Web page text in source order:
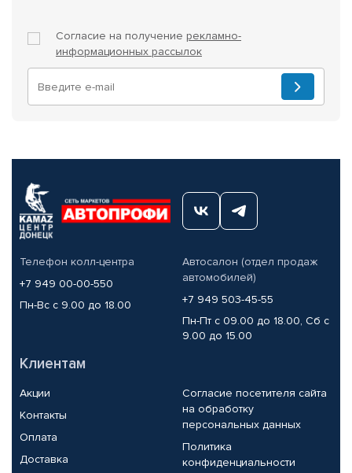
Согласие на получение рекламно-
информационных рассылок
Телефон колл-центра
+7 949 00-00-550
Пн-Вс с 9.00 до 18.00
Автосалон (отдел продаж
автомобилей)
+7 949 503-45-55
Пн-Пт с 09.00 до 18.00, Сб с
9.00 до 15.00
Клиентам
Акции
Контакты
Оплата
Доставка
Согласие посетителя сайта
на обработку
персональных данных
Политика
конфиденциальности